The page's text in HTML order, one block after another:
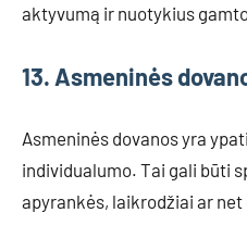
aktyvumą ir nuotykius
13. Asmeninės
Asmeninės dovanos yra
individualumo. Tai gali būti
apyrankės, laikrodžiai ar